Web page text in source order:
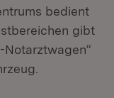
bedient
gibt
Notarztwagen“